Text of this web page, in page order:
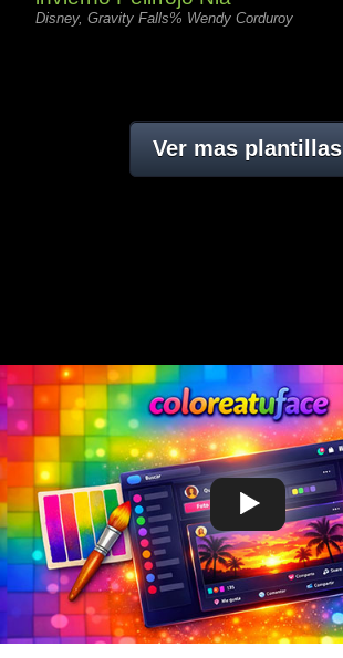
Disney, Gravity Falls% Wendy Corduroy
Ver mas plantillas